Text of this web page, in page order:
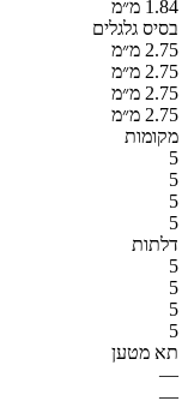
1.84 מ״מ
בסיס גלגלים
2.75 מ״מ
2.75 מ״מ
2.75 מ״מ
2.75 מ״מ
מקומות
5
5
5
5
דלתות
5
5
5
5
תא מטען
—
—